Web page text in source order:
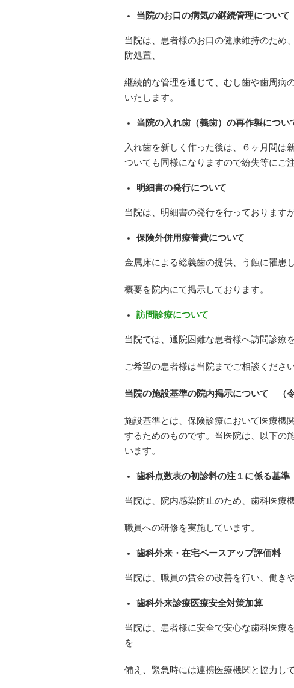
当院のお口の病気の継続管理について
当院は、患者様のお口の健康維持のため
防処置、
継続的な管理を通じて、むし歯や歯周病
いたします。
当院の入れ歯（義歯）の再作製につい
入れ歯を新しく作った後は、６ヶ月間は
ついても同様になりますので紛失等にご
明細書の発行について
当院は、明細書の発行を行っております
保険外併用療養費について
金属床による総義歯の提供、う蝕に罹患
概要を院内にて掲示しております。
訪問診療について
当院では、通院困難な患者様へ訪問診療
ご希望の患者様は当院までご相談ください
当院の施設基準の院内掲示について （
施設基準とは、保険診療において医療機
するためのものです。当医院は、以下の
います。
歯科点数表の初診料の注１に係る基準
当院は、院内感染防止のため、歯科医療
職員への研修を実施しています。
歯科外来・在宅ベースアップ評価料
当院は、職員の賃金の改善を行い、働き
歯科外来診療医療安全対策加算
当院は、患者様に安全で安心な歯科医療
を
備え、緊急時には連携医療機関と協力し